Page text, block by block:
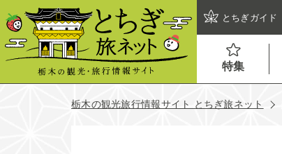
とちぎガイド
特集
栃木の観光旅行情報サイト とちぎ旅ネット